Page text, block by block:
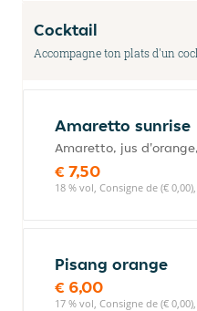
Cocktail
Accompagne ton plats d'un
Amaretto sunrise
Amaretto, jus
€ 7,50
18 % vol, Consigne de (€
Pisang orange
€ 6,00
17 % vol, Consigne de (€